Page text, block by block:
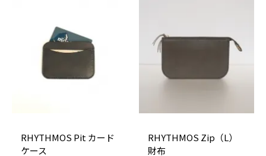
RHYTHMOS Pit カード
ケース
RHYTHMOS Zip（L）
財布